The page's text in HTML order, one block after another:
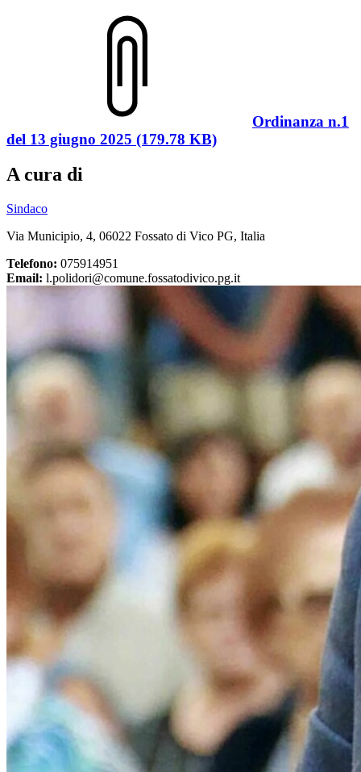
Ordinanza n.1
del 13 giugno 2025 (179.78 KB)
A cura di
Sindaco
Via Municipio, 4, 06022 Fossato di Vico PG, Italia
Telefono: 075914951
Email: l.polidori@comune.fossatodivico.pg.it